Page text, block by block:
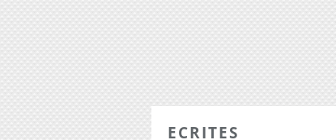
ECRITES